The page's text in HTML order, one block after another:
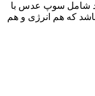
شامل سوپ عدس با
که هم انرژی و هم